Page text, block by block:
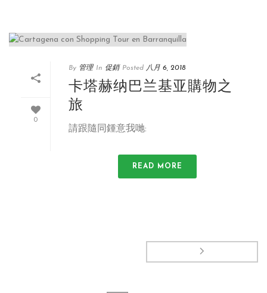
0
By 管理 In 促銷 Posted 八月 6, 2018
卡塔赫纳巴兰基亚購物之
旅
請跟隨同鍾意我哋:
READ MORE